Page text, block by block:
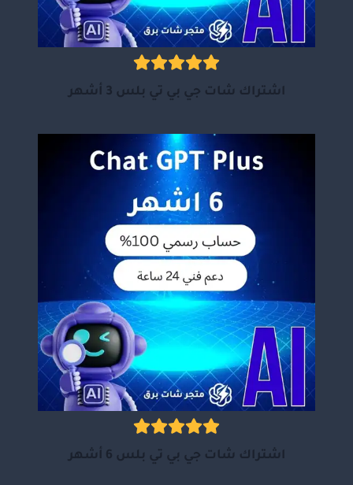
اشتراك شات جي بي تي بلس 3 أشهر
اشتراك شات جي بي تي بلس 6 أشهر